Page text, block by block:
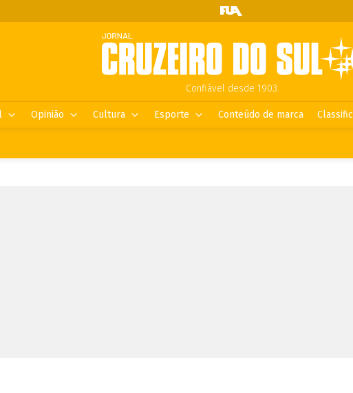
Confiável desde 1903.
Opinião Cultura Esporte Conteúdo de marca